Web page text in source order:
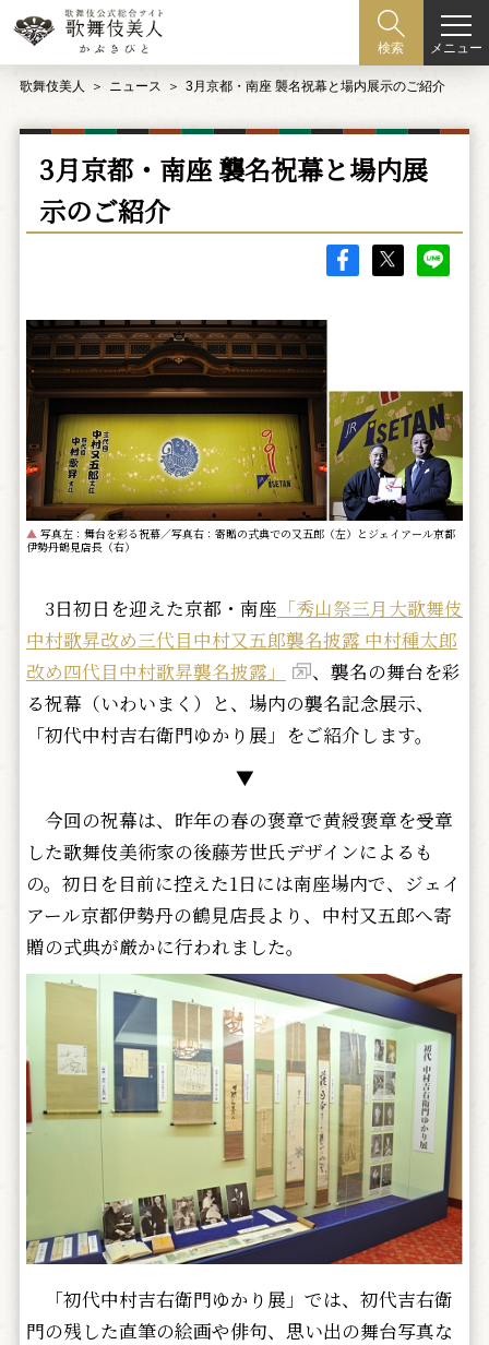
検索 メニュー
歌舞伎美人 ニュース 3月京都・南座 襲名祝幕と場内展示のご紹介
3月京都・南座 襲名祝幕と場内展
示のご紹介
▲ 写真左：舞台を彩る祝幕／写真右：寄贈の式典での又五郎（左）とジェイアール京都
伊勢丹鶴見店長（右）
3日初日を迎えた京都・南座 「秀山祭三月大歌舞伎
中村歌昇改め三代目中村又五郎襲名披露 中村種太郎
改め四代目中村歌昇襲名披露」
、襲名の舞台を彩
る祝幕（いわいまく）と、場内の襲名記念展示、
「初代中村吉右衛門ゆかり展」をご紹介します。
▼
今回の祝幕は、昨年の春の褒章で黄綬褒章を受章
した歌舞伎美術家の後藤芳世氏デザインによるも
の。初日を目前に控えた1日には南座場内で、ジェイ
アール京都伊勢丹の鶴見店長より、中村又五郎へ寄
贈の式典が厳かに行われました。
「初代中村吉右衛門ゆかり展」では、初代吉右衛
門の残した直筆の絵画や俳句、思い出の舞台写真な